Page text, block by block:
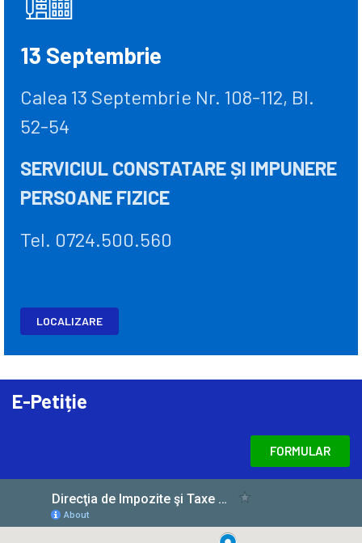
13 Septembrie
Calea 13 Septembrie Nr. 108-112, Bl.
52-54
SERVICIUL CONSTATARE ȘI IMPUNERE
PERSOANE FIZICE
Tel. 0724.500.560
LOCALIZARE
E-Petiție
FORMULAR